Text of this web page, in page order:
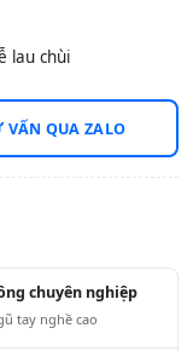
lau chùi
VẤN QUA ZALO
chuyên nghiệp
tay nghề cao